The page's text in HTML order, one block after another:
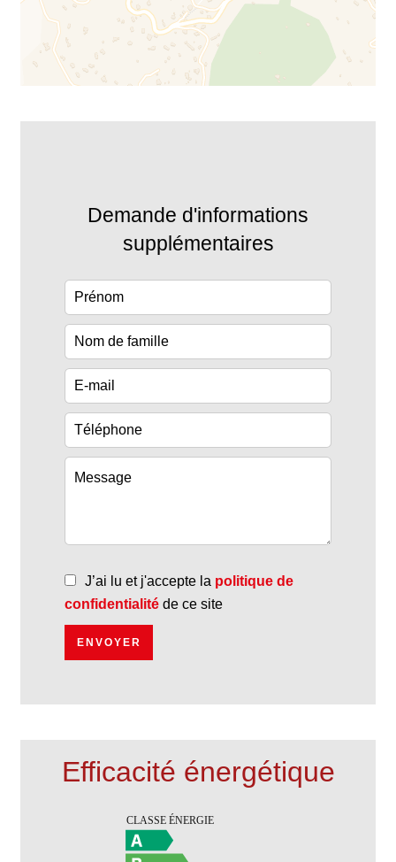
Demande d'informations
supplémentaires
J’ai lu et j'accepte la politique de
confidentialité de ce site
ENVOYER
Efficacité énergétique